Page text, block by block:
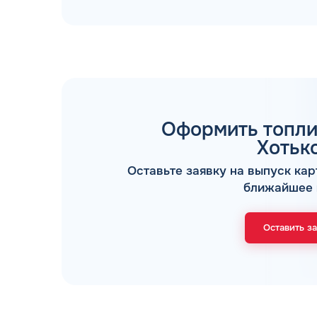
Оформить
Оставьте заявку на выпуск
ближайшее
Оставить
ТОПЛИВНЫЕ
Мы свяжемся с